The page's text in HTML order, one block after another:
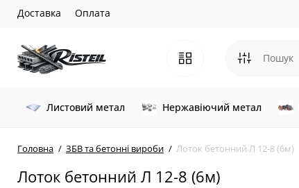
Доставка Оплата
Листовий метал Нержавіючий метал
Головна ЗБВ та бетонні вироби Лоток бетонний Л 12-8 (6м)
Лоток бетонний Л 12-8 (6м)